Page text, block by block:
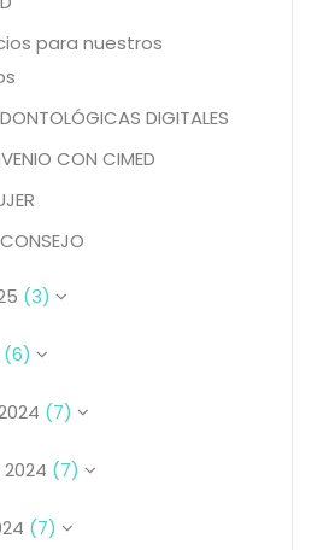
para nuestros
DIGITALES
CON CIMED
(3)
(6)
(7)
(7)
(7)